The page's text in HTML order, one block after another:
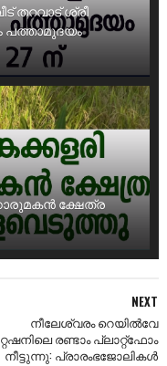
തറവാട് ശ്രീ
പത്താമുദയം
ക്ഷേത്ര
NEXT
നീലേശ്വരം റെയിൽവേ
രണ്ടാം പ്ലാറ്റ്‌ഫോം
നീട്ടുന്നു: പ്രാരംഭജോലികൾ